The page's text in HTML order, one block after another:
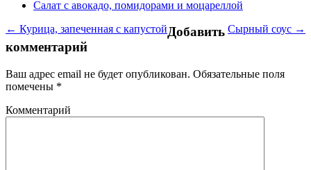
Салат с авокадо, помидорами и моцареллой
← Курица, запеченная с капустой
Сырный соус →
Добавить
комментарий
Ваш адрес email не будет опубликован. Обязательные поля
помечены *
Комментарий